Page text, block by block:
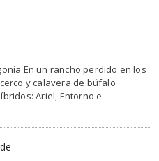
En un rancho perdido en los
y calavera de búfalo
Ariel, Entorno e